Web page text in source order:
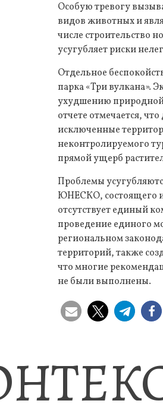
Особую тревогу
видов животных и
числе строительство
усугубляет риски
Отдельное
парка «Три вулкана».
ухудшению
отчете отмечается,
исключенные
неконтролируемого
прямой ущерб
Проблемы
ЮНЕСКО, состоящего
отсутствует единый
проведение единого
региональном
территорий, также
что многие
не были выполнены.